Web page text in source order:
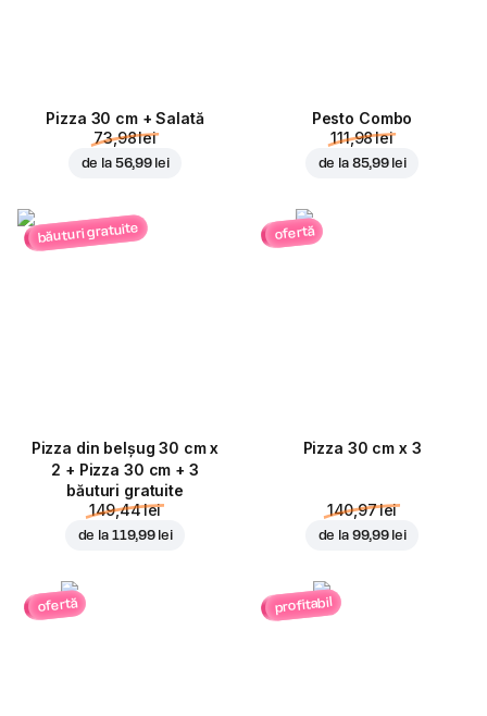
Pizza 30 cm + Salată
73,98 lei
de la 56,99 lei
Pesto Combo
111,98 lei
de la 85,99 lei
băuturi gratuite
Pizza din belșug 30 cm x
2 + Pizza 30 cm + 3
băuturi gratuite
149,44 lei
de la 119,99 lei
ofertă
Pizza 30 cm x 3
140,97 lei
de la 99,99 lei
ofertă profitabil